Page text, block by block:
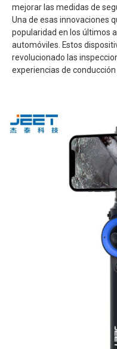
mejorar las medidas de
Una de esas innovaciones
popularidad en los últimos
automóviles. Estos
revolucionado las
experiencias de